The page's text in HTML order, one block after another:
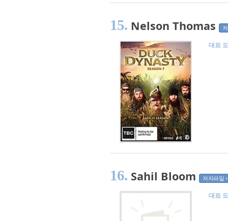
15. Nelson Thomas
대표
16. Sahil Bloom 저자파일
대표